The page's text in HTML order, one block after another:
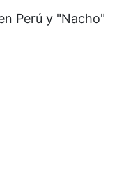
Perú y "Nacho"